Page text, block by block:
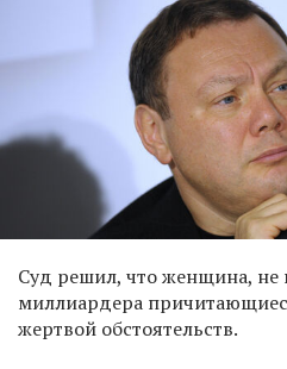
Суд решил, что женщина, не
миллиардера
жертвой обстоятельств.